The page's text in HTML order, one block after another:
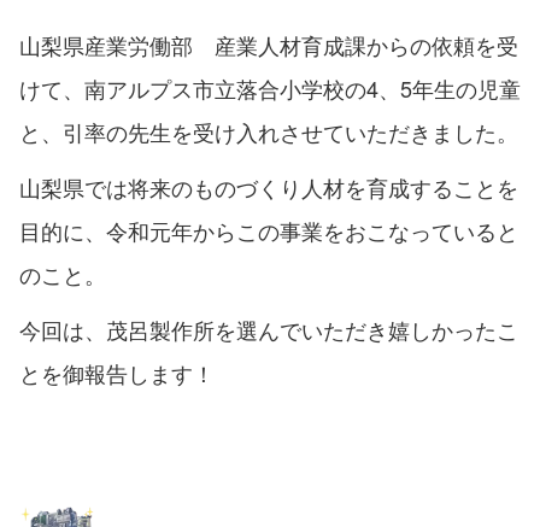
山梨県産業労働部 産業人材育成課からの依頼を受
けて、南アルプス市立落合小学校の4、5年生の児童
と、引率の先生を受け入れさせていただきました。
山梨県では将来のものづくり人材を育成することを
目的に、令和元年からこの事業をおこなっていると
のこと。
今回は、茂呂製作所を選んでいただき嬉しかったこ
とを御報告します！